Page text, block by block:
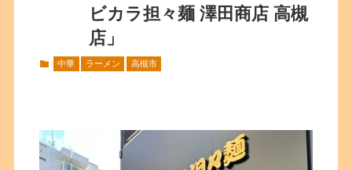
ビカラ担々麺 澤田商店 高槻
店」
中華 ラーメン 高槻市